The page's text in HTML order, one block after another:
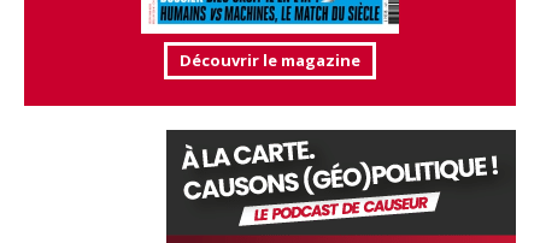
Découvrir le magazine